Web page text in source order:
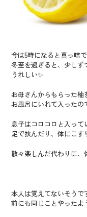
今は5時になると真っ暗
冬至を過ぎると、少しず
うれしい✨
お母さんからもらった柚
お風呂にいれて入ったの
息子はコロコロと入っ
足で挟んだり、体にこ
散々楽しんだ代わりに、
本人は覚えてないそうで
前にも同じことやったよ